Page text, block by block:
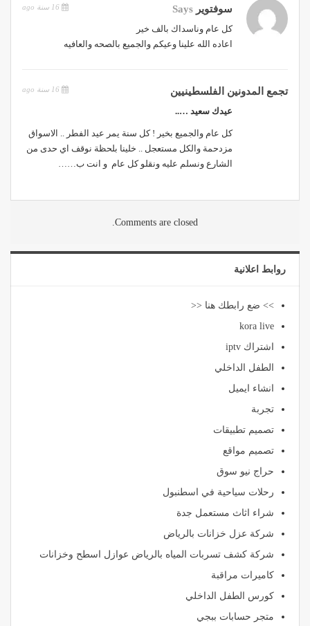
سوفتوير Says
كل عام وناسداك بالف خير
اعاده الله علينا وعيكم والجميع بالصحه والعافيه
تجمع المدونين الفلسطينيين
عيدك سعيد …..
كل عام والجميع بخير ! كل سنة يمر عيد الفطر .. الاسواق
مزدحمة والكل مستعجل .. خلينا بلحظة نوقف اي حدى من
الشارع ونسلم عليه ونقلو كل عام و انت ب……
Comments are closed.
روابط اعلانية
>> ضع رابطك هنا <<
kora live
اشتراك iptv
الطفل الداخلي
انشاء ايميل
تجربة
تصميم تطبيقات
تصميم مواقع
حراج نيو سوق
رحلات سياحية في اسطنبول
شراء اثاث مستعمل جدة
شركة عزل خزانات بالرياض
شركة كشف تسربات المياه بالرياض عوازل اسطح وخزانات
كاميرات مراقبة
كورس الطفل الداخلي
متجر حسابات ببجي